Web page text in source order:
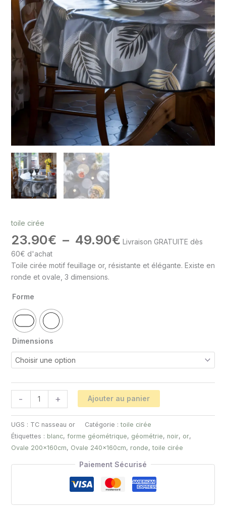
toile cirée
23.90€ – 49.90€ Livraison GRATUITE dès
60€ d'achat
Toile cirée motif feuillage or, résistante et élégante. Existe en
ronde et ovale, 3 dimensions.
Forme
Dimensions
- + Ajouter au panier
UGS : TC nasseau or Catégorie :toile cirée
Étiquettes : blanc, forme géométrique, géométrie, noir, or,
Ovale 200x160cm, Ovale 240x160cm, ronde,toile cirée
Paiement Sécurisé